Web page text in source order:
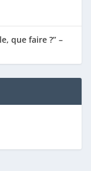
que faire ?” –